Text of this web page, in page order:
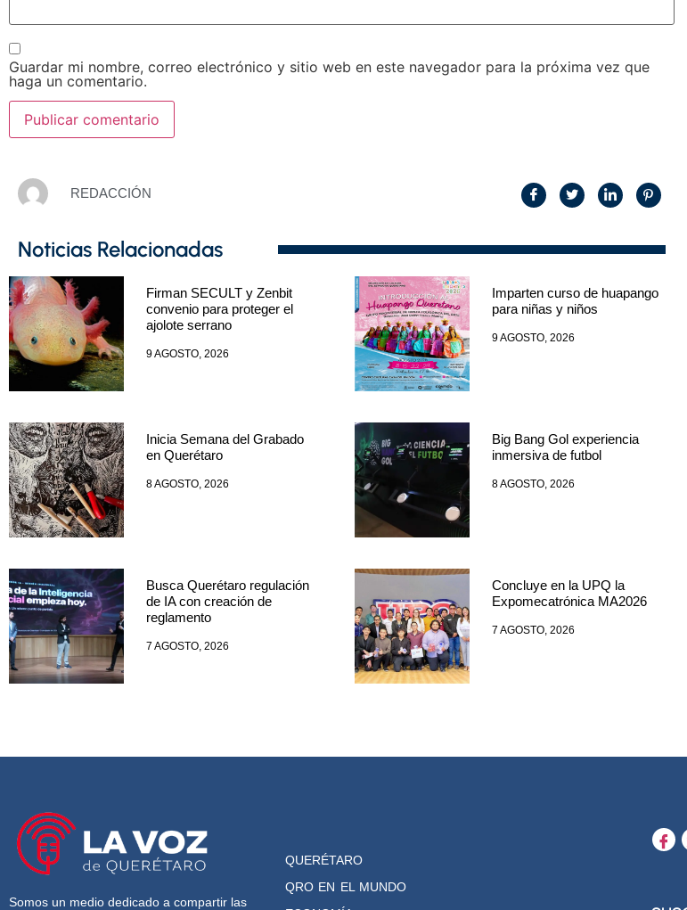
Guardar mi nombre, correo electrónico y sitio web en este navegador para la próxima vez que
haga un comentario.
REDACCIÓN
Noticias Relacionadas
Firman SECULT y Zenbit
convenio para proteger el
ajolote serrano
9 AGOSTO, 2026
Imparten curso de huapango
para niñas y niños
9 AGOSTO, 2026
Inicia Semana del Grabado
en Querétaro
8 AGOSTO, 2026
Big Bang Gol experiencia
inmersiva de futbol
8 AGOSTO, 2026
Busca Querétaro regulación
de IA con creación de
reglamento
7 AGOSTO, 2026
Concluye en la UPQ la
Expomecatrónica MA2026
7 AGOSTO, 2026
Somos un medio dedicado a compartir las
QUERÉTARO
QRO EN EL MUNDO